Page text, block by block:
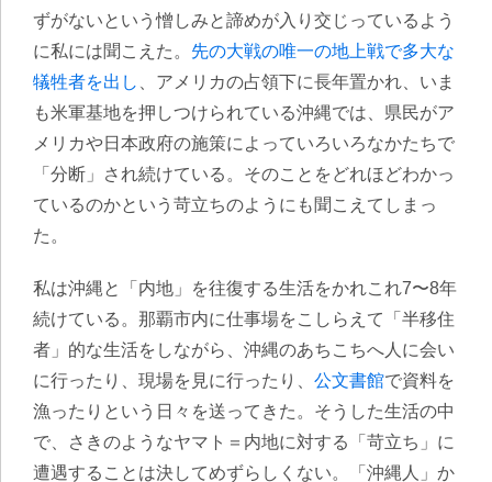
ずがないという憎しみと諦めが入り交じっているよう
に私には聞こえた。 先の大戦の唯一の地上戦で多大な
犠牲者を出し
、アメリカの占領下に長年置かれ、いま
も米軍基地を押しつけられている沖縄では、県民がア
メリカや日本政府の施策によっていろいろなかたちで
「分断」され続けている。そのことをどれほどわかっ
ているのかという苛立ちのようにも聞こえてしまっ
た。
私は沖縄と「内地」を往復する生活をかれこれ7〜8年
続けている。那覇市内に仕事場をこしらえて「半移住
者」的な生活をしながら、沖縄のあちこちへ人に会い
に行ったり、現場を見に行ったり、 公文書館で資料を
漁ったりという日々を送ってきた。そうした生活の中
で、さきのようなヤマト＝内地に対する「苛立ち」に
遭遇することは決してめずらしくない。「沖縄人」か